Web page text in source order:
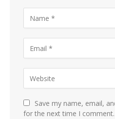
Save my name, email,
for the next time I comment.